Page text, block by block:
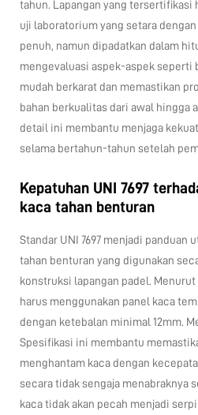
tahun. Lapangan yang tersertifikasi
uji laboratorium yang setara
penuh, namun dipadatkan dalam
mengevaluasi aspek-aspek seperti
mudah berkarat dan memastikan
bahan berkualitas dari awal hingga
detail ini membantu menjaga
selama bertahun-tahun setelah
Kepatuhan UNI 7697
kaca tahan benturan
Standar UNI 7697 menjadi panduan
tahan benturan yang digunakan
konstruksi lapangan padel.
harus menggunakan panel kaca
dengan ketebalan minimal 12mm.
Spesifikasi ini membantu
menghantam kaca dengan
secara tidak sengaja menabraknya
kaca tidak akan pecah menjadi